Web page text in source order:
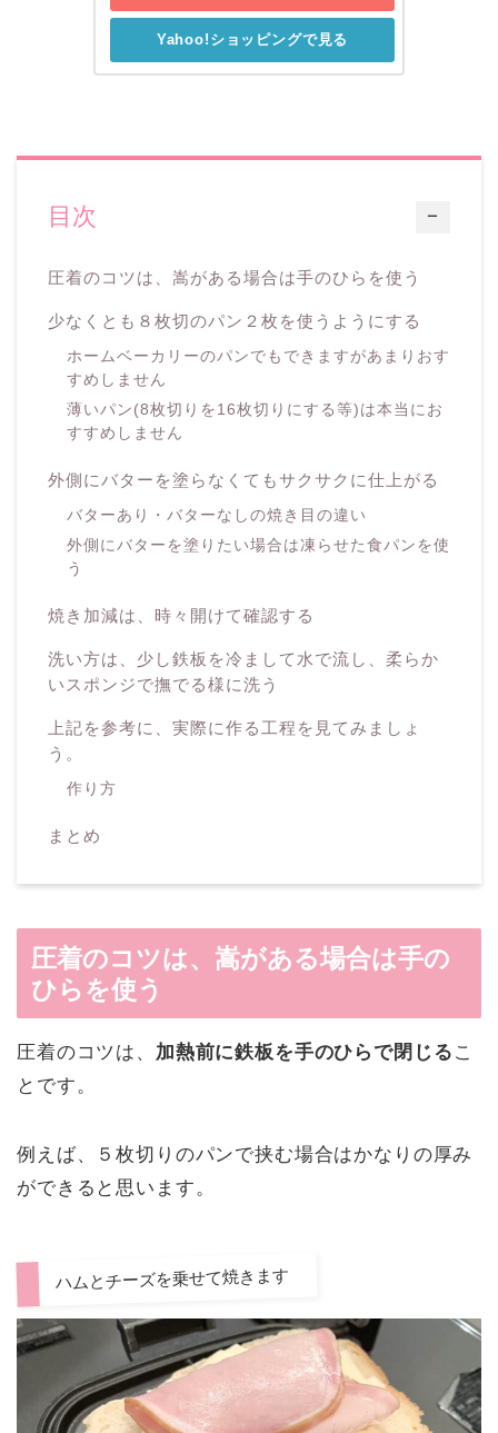
Yahoo!ショッピングで見る
ー
目次
圧着のコツは、嵩がある場合は手のひらを使う
少なくとも８枚切のパン２枚を使うようにする
ホームベーカリーのパンでもできますがあまりおす
すめしません
薄いパン(8枚切りを16枚切りにする等)は本当にお
すすめしません
外側にバターを塗らなくてもサクサクに仕上がる
バターあり・バターなしの焼き目の違い
外側にバターを塗りたい場合は凍らせた食パンを使
う
焼き加減は、時々開けて確認する
洗い方は、少し鉄板を冷まして水で流し、柔らか
いスポンジで撫でる様に洗う
上記を参考に、実際に作る工程を見てみましょ
う。
作り方
まとめ
圧着のコツは、嵩がある場合は手の
ひらを使う
圧着のコツは、 加熱前に鉄板を手のひらで閉じる こ
とです。
例えば、５枚切りのパンで挟む場合はかなりの厚み
ができると思います。
ハムとチーズを乗せて焼きます